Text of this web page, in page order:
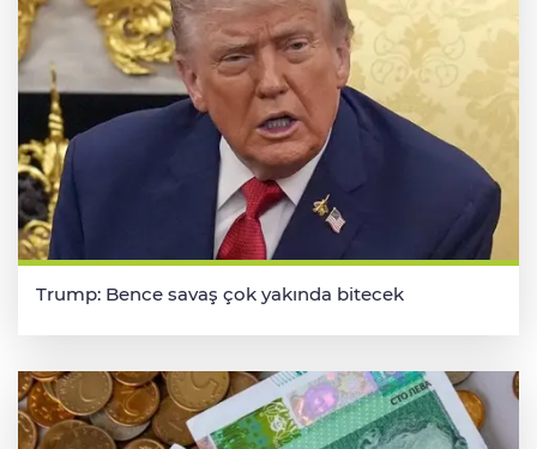
Trump: Bence savaş çok yakında bitecek